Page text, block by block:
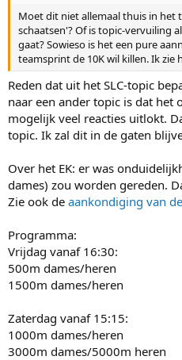
Moet dit niet allemaal thuis in het
schaatsen'? Of is topic-vervuiling
gaat? Sowieso is het een pure
teamsprint de 10K wil killen. Ik zie
Reden dat uit het SLC-topic
naar een ander topic is dat het
mogelijk veel reacties uitlokt.
topic. Ik zal dit in de gaten
Over het EK: er was
dames) zou worden gereden.
Zie ook de aankondiging van
Programma:
Vrijdag vanaf 16:30:
500m dames/heren
1500m dames/heren
Zaterdag vanaf 15:15:
1000m dames/heren
3000m dames/5000m heren